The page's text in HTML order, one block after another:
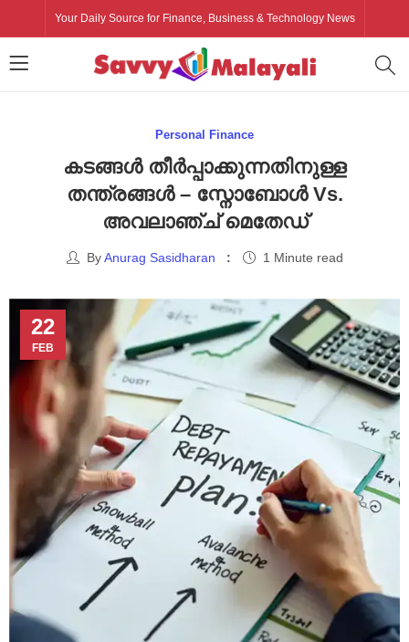
Your Daily Source for Finance, Business & Technology News
Personal Finance
കടങ്ങൾ തീർപ്പാക്കുന്നതിനുള്ള
തന്ത്രങ്ങൾ – സ്നോബോൾ Vs.
അവലാഞ്ച് മെതേഡ്
ByAnurag Sasidharan 1 Minute read
22
FEB